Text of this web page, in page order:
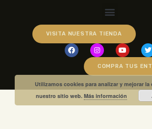
VISITA NUESTRA TIENDA
COMPRA TUS
Utilizamos cookies para analizar y mejorar la
nuestro sitio web.Más información